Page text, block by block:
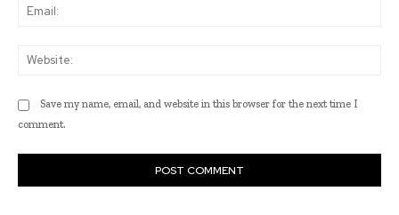
Save my name, email, and website in this browser for the next time I
comment.